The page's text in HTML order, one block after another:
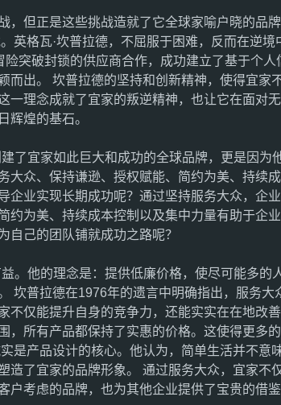
但正是这些挑战造就了它全球家喻户晓的品
格瓦·坎普拉德，不屈服于困难，反而在逆
突破封锁的供应商合作，成功建立了基于个
出。 坎普拉德的坚持和创新精神，使得宜家
理念成就了宜家的叛逆精神，也让它在面对
辉煌的基石。
了宜家如此巨大和成功的全球品牌，更是因为
众、保持谦逊、授权赋能、简约为美、持续
业实现长期成功呢？通过坚持服务大众，企
为美、持续成本控制以及集中力量有助于企
自己的团队铺就成功之路呢？
。他的理念是：提供低廉价格，使尽可能多的
坎普拉德在1976年的遗言中明确指出，服务大
仅能提升自身的竞争力，还能实实在在地改
所有产品都保持了实惠的价格。这使得更多
是产品设计的核心。他认为，简单生活并不意
了宜家的品牌形象。 通过服务大众，宜家不
考虑的品牌，也为其他企业提供了宝贵的借鉴